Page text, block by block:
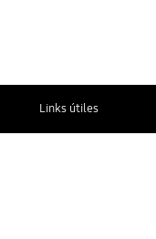
Links útiles